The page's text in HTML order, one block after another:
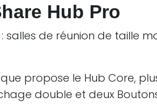
Hub Pro
salles de réunion de taille
propose le Hub Core,
double et deux